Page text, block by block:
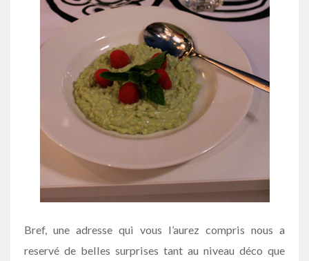
Bref, une adresse qui vous l’aurez compris nous a
reservé de belles surprises tant au niveau déco que